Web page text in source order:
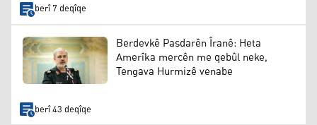
berî 7 deqîqe
Berdevkê Pasdarên Îranê: Heta
Amerîka mercên me qebûl neke,
Tengava Hurmizê venabe
berî 43 deqîqe